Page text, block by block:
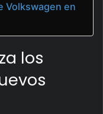
Volkswagen en
los